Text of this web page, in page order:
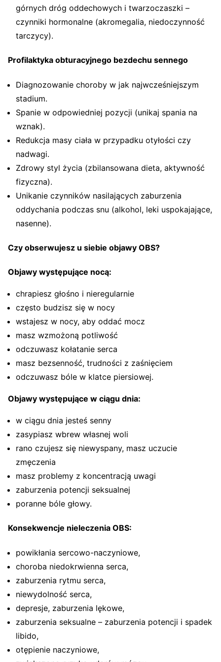
górnych dróg oddechowych i twarzoczaszki –
czynniki hormonalne (akromegalia, niedoczynność
tarczycy).
Profilaktyka obturacyjnego bezdechu sennego
Diagnozowanie choroby w jak najwcześniejszym
stadium.
Spanie w odpowiedniej pozycji (unikaj spania na
wznak).
Redukcja masy ciała w przypadku otyłości czy
nadwagi.
Zdrowy styl życia (zbilansowana dieta, aktywność
fizyczna).
Unikanie czynników nasilających zaburzenia
oddychania podczas snu (alkohol, leki uspokajające,
nasenne).
Czy obserwujesz u siebie objawy OBS?
Objawy występujące nocą:
chrapiesz głośno i nieregularnie
często budzisz się w nocy
wstajesz w nocy, aby oddać mocz
masz wzmożoną potliwość
odczuwasz kołatanie serca
masz bezsenność, trudności z zaśnięciem
odczuwasz bóle w klatce piersiowej.
Objawy występujące w ciągu dnia:
w ciągu dnia jesteś senny
zasypiasz wbrew własnej woli
rano czujesz się niewyspany, masz uczucie
zmęczenia
masz problemy z koncentracją uwagi
zaburzenia potencji seksualnej
poranne bóle głowy.
Konsekwencje nieleczenia OBS:
powikłania sercowo-naczyniowe,
choroba niedokrwienna serca,
zaburzenia rytmu serca,
niewydolność serca,
depresje, zaburzenia lękowe,
zaburzenia seksualne – zaburzenia potencji i spadek
libido,
otępienie naczyniowe,